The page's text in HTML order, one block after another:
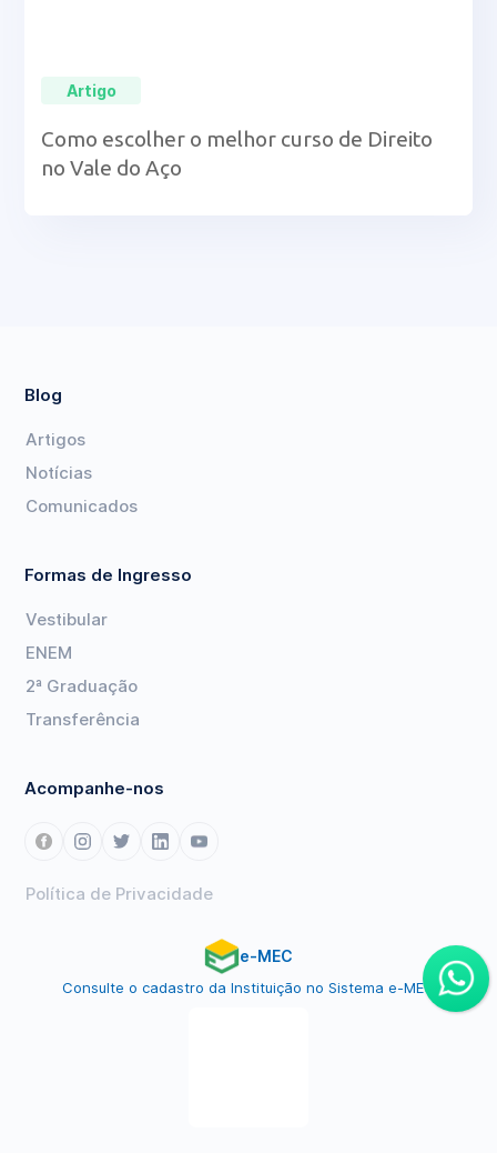
Artigo
Como escolher o melhor curso de Direito
no Vale do Aço
Blog
Artigos
Notícias
Comunicados
Formas de Ingresso
Vestibular
ENEM
2ª Graduação
Transferência
Acompanhe-nos
Política de Privacidade
e-MEC
Consulte o cadastro da Instituição no Sistema e-MEC